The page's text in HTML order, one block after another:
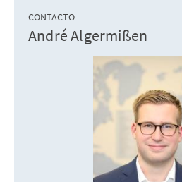
CONTACTO
André Algermißen